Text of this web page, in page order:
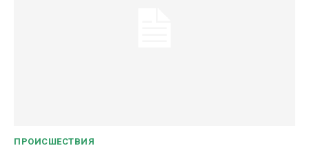
ПРОИСШЕСТВИЯ